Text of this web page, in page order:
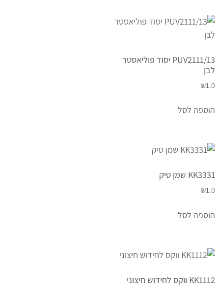
PUV2111/13 יסוד פוליאסטר
לבן
₪1.0
הוספה לסל
KK3331 שמן טיק
₪1.0
הוספה לסל
KK1112 ווקס לחידוש חיצוני